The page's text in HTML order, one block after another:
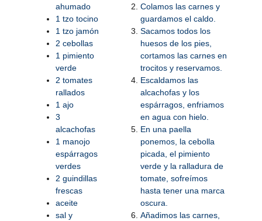
ahumado
1 tzo tocino
1 tzo jamón
2 cebollas
1 pimiento
verde
2 tomates
rallados
1 ajo
3
alcachofas
1 manojo
espárragos
verdes
2 guindillas
frescas
aceite
sal y
Colamos las carnes y
guardamos el caldo.
Sacamos todos los
huesos de los pies,
cortamos las carnes en
trocitos y reservamos.
Escaldamos las
alcachofas y los
espárragos, enfriamos
en agua con hielo.
En una paella
ponemos, la cebolla
picada, el pimiento
verde y la ralladura de
tomate, sofreímos
hasta tener una marca
oscura.
Añadimos las carnes,